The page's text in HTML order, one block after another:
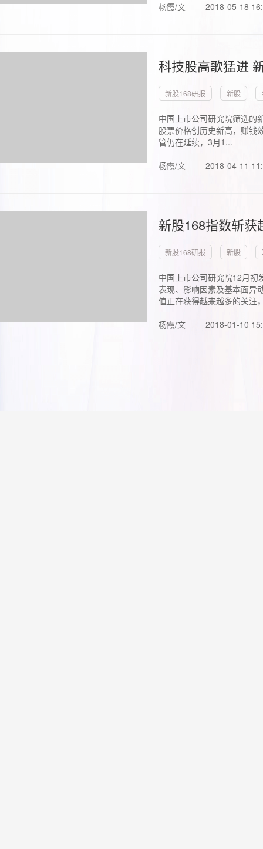
杨霞/文
2018-05-18
科技股高歌猛进
新股168研报 新股
中国上市公司研究院筛选的
股票价格创历史新高，赚钱
管仍在延续，3月1...
杨霞/文
2018-04-11
新股168指数斩
新股168研报 新股
中国上市公司研究院12月初
表现、影响因素及基本面异
值正在获得越来越多的关注
杨霞/文
2018-01-10